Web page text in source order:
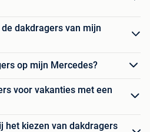
dakdragers van mijn
op mijn Mercedes?
voor vakanties met een
het kiezen van dakdragers